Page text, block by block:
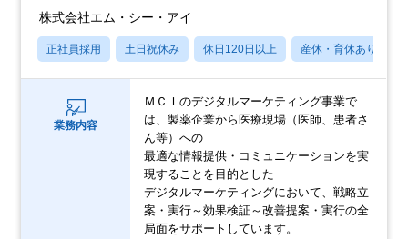
株式会社エム・シー・アイ
正社員採用 土日祝休み 休日120日以上 産休・育休あり
業務内容
ＭＣＩのデジタルマーケティング事業で
は、製薬企業から医療現場（医師、患者さ
ん等）への
最適な情報提供・コミュニケーションを実
現することを目的とした
デジタルマーケティングにおいて、戦略立
案・実行～効果検証～改善提案・実行の全
局面をサポートしています。